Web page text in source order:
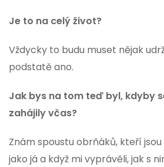
Je to na celý život?
Vždycky to budu muset nějak
podstatě ano.
Jak bys na tom teď byl, kdyby
zahájily včas?
Znám spoustu obrňáků, kteří
jako já a když mi vyprávěli, jak s